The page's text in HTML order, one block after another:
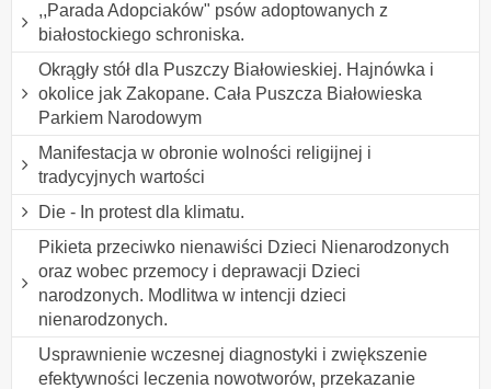
,,Parada Adopciaków" psów adoptowanych z
białostockiego schroniska.
Okrągły stół dla Puszczy Białowieskiej. Hajnówka i
okolice jak Zakopane. Cała Puszcza Białowieska
Parkiem Narodowym
Manifestacja w obronie wolności religijnej i
tradycyjnych wartości
Die - In protest dla klimatu.
Pikieta przeciwko nienawiści Dzieci Nienarodzonych
oraz wobec przemocy i deprawacji Dzieci
narodzonych. Modlitwa w intencji dzieci
nienarodzonych.
Usprawnienie wczesnej diagnostyki i zwiększenie
efektywności leczenia nowotworów, przekazanie